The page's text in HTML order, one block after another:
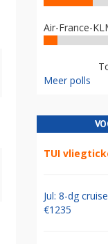
Air-France-
Meer polls
TUI
Jul: 8-dg
€1235